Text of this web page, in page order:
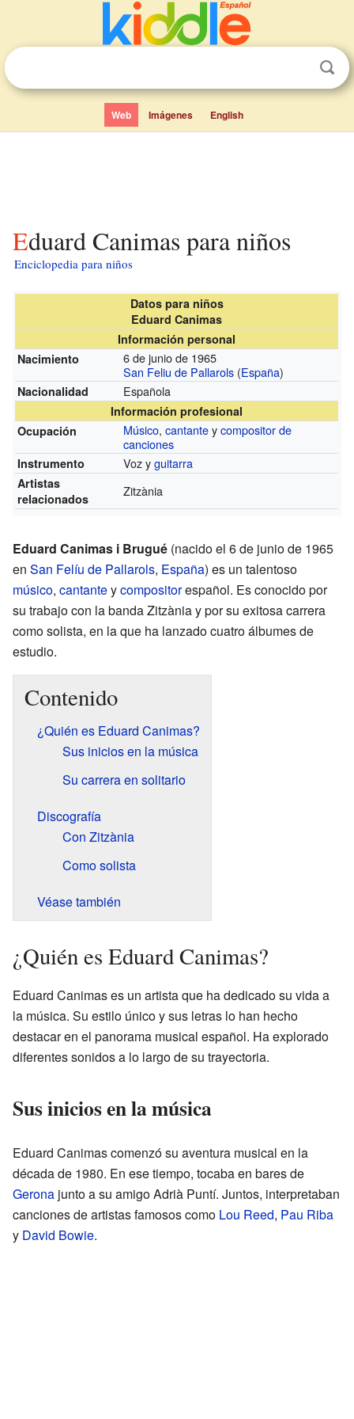
Web Imágenes English
Eduard Canimas para niños
Enciclopedia para niños
Datos para niños
Eduard Canimas
Información personal
Nacimiento
6 de junio de 1965
San Feliu de Pallarols (España)
Nacionalidad Española
Información profesional
Ocupación
Músico,cantanteycompositor de
canciones
Instrumento Voz yguitarra
Artistas
relacionados
Zitzània
Eduard Canimas i Brugué (nacido el 6 de junio de 1965
en San Felíu de Pallarols, España) es un talentoso
músico, cantanteycompositorespañol. Es conocido por
su trabajo con la banda Zitzània y por su exitosa carrera
como solista, en la que ha lanzado cuatro álbumes de
estudio.
Contenido
¿Quién es Eduard Canimas?
Sus inicios en la música
Su carrera en solitario
Discografía
Con Zitzània
Como solista
Véase también
¿Quién es Eduard Canimas?
Eduard Canimas es un artista que ha dedicado su vida a
la música. Su estilo único y sus letras lo han hecho
destacar en el panorama musical español. Ha explorado
diferentes sonidos a lo largo de su trayectoria.
Sus inicios en la música
Eduard Canimas comenzó su aventura musical en la
década de 1980. En ese tiempo, tocaba en bares de
Gerona junto a su amigo Adrià Puntí. Juntos, interpretaban
canciones de artistas famosos como Lou Reed, Pau Riba
y David Bowie.